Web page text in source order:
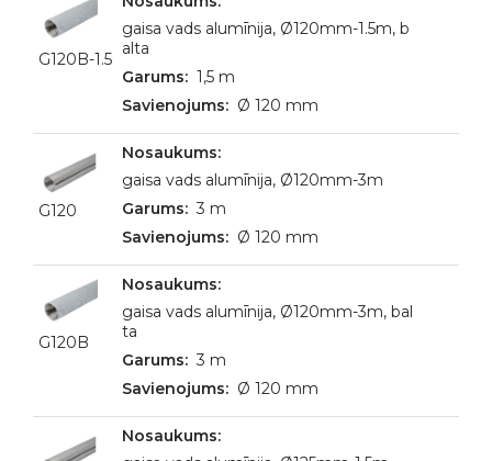
G120B-1.5
gaisa vads alumīnija, Ø120mm-1.5m, b
alta
1,5 m
Ø 120 mm
G120
gaisa vads alumīnija, Ø120mm-3m
3 m
Ø 120 mm
G120B
gaisa vads alumīnija, Ø120mm-3m, bal
ta
3 m
Ø 120 mm